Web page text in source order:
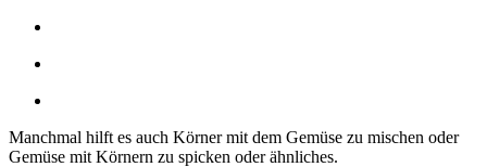
Manchmal hilft es auch Körner mit dem Gemüse zu mischen oder
Gemüse mit Körnern zu spicken oder ähnliches.